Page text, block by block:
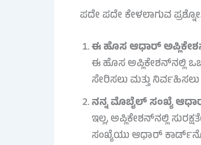
ಪದೇ ಪದೇ ಕೇಳಲಾಗುವ
ಈ ಹೊಸ ಆಧಾರ್
ಈ ಹೊಸ ಅಪ್ಲಿಕೇಶನ್‌ನಲ್ಲಿ
ಸೇರಿಸಲು ಮತ್ತು
ನನ್ನ ಮೊಬೈಲ್ ಸಂಖ್ಯೆ
ಇಲ್ಲ, ಅಪ್ಲಿಕೇಶನ್‌ನಲ್ಲಿ
ಸಂಖ್ಯೆಯು ಆಧಾರ್